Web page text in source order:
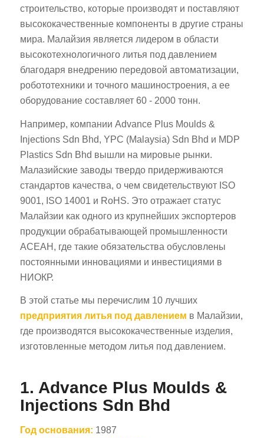
строительство, которые производят и поставляют
высококачественные компоненты в другие страны
мира. Малайзия является лидером в области
высокотехнологичного литья под давлением
благодаря внедрению передовой автоматизации,
робототехники и точного машиностроения, а ее
оборудование составляет 60 - 2000 тонн.
Например, компании Advance Plus Moulds &
Injections Sdn Bhd, YPC (Malaysia) Sdn Bhd и MDP
Plastics Sdn Bhd вышли на мировые рынки.
Малазийские заводы твердо придерживаются
стандартов качества, о чем свидетельствуют ISO
9001, ISO 14001 и RoHS. Это отражает статус
Малайзии как одного из крупнейших экспортеров
продукции обрабатывающей промышленности
АСЕАН, где такие обязательства обусловлены
постоянными инновациями и инвестициями в
НИОКР.
В этой статье мы перечислим 10 лучших
предприятия литья под давлением в Малайзии,
где производятся высококачественные изделия,
изготовленные методом литья под давлением.
1. Advance Plus Moulds &
Injections Sdn Bhd
Год основания: 1987